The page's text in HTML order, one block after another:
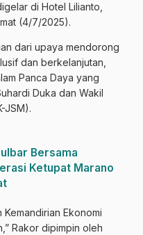
di Hotel Lilianto,
(4/7/2025).
dari upaya mendorong
dan berkelanjutan,
Panca Daya yang
Duka dan Wakil
JSM).
Bersama
Ketupat Marano
Ekonomi
Rakor dipimpin oleh